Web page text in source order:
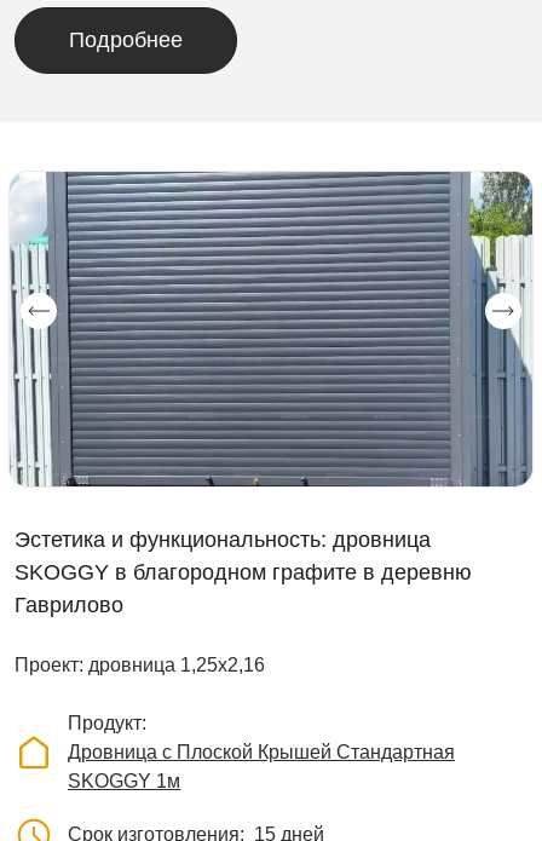
Подробнее
Эстетика и функциональность: дровница
SKOGGY в благородном графите в деревню
Гаврилово
Проект: дровница 1,25х2,16
Продукт
Дровница с Плоской Крышей Стандартная
SKOGGY 1м
Срок изготовления 15 дней